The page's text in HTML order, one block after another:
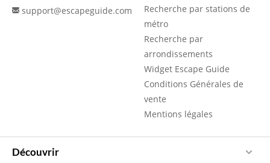
support@escapeguide.com
Recherche par stations de
métro
Recherche par
arrondissements
Widget Escape Guide
Conditions Générales de
vente
Mentions légales
Découvrir